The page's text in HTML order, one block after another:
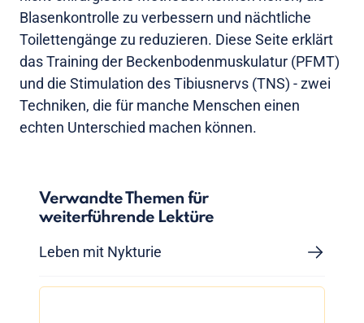
Blasenkontrolle zu verbessern und nächtliche
Toilettengänge zu reduzieren. Diese Seite erklärt
das Training der Beckenbodenmuskulatur (PFMT)
und die Stimulation des Tibiusnervs (TNS) - zwei
Techniken, die für manche Menschen einen
echten Unterschied machen können.
Verwandte Themen für
weiterführende Lektüre
Leben mit Nykturie